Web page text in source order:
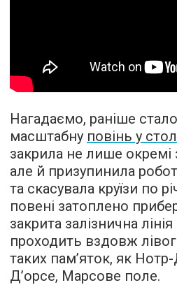
Нагадаємо, раніше
масштабну повінь у
закрила не лише окремі
але й призупинила
та скасувала круїзи по
повені затоплено
закрита залізнична
проходить вздовж
таких пам’яток, як
Д’орсе, Марсове поле.